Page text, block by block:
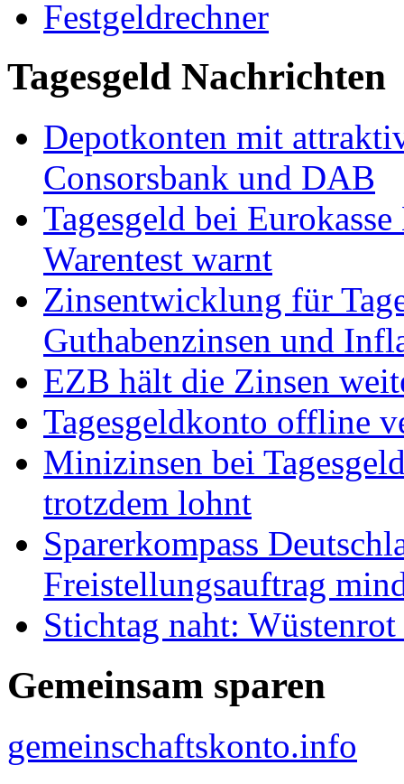
Festgeldrechner
Tagesgeld Nachrichten
Depotkonten mit
Consorsbank und DAB
Tagesgeld bei
Warentest warnt
Zinsentwicklung für
Guthabenzinsen und
EZB hält die Zinsen
Tagesgeldkonto offline
Minizinsen bei
trotzdem lohnt
Sparerkompass
Freistellungsauftrag
Stichtag naht:
Gemeinsam sparen
gemeinschaftskonto.info